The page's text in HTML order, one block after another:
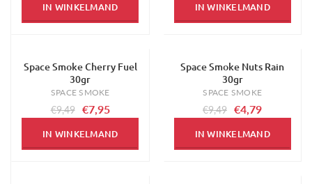
IN WINKELMAND IN WINKELMAND
-16%
Space Smoke Cherry Fuel
30gr
SPACE SMOKE
€9,49 €7,95
IN WINKELMAND
-50%
Space Smoke Nuts Rain
30gr
SPACE SMOKE
€9,49 €4,79
IN WINKELMAND